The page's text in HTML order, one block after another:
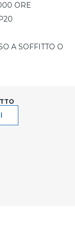
ORE
A SOFFITTO O